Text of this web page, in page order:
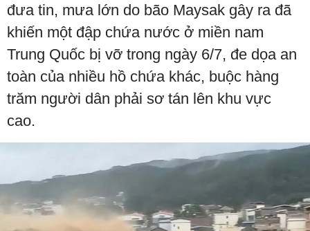
đưa tin, mưa lớn do bão Maysak gây ra đã
khiến một đập chứa nước ở miền nam
Trung Quốc bị vỡ trong ngày 6/7, đe dọa an
toàn của nhiều hồ chứa khác, buộc hàng
trăm người dân phải sơ tán lên khu vực
cao.